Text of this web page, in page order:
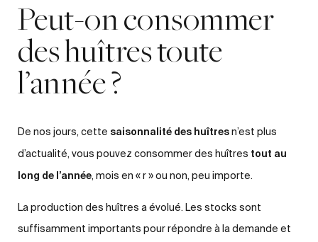
Peut-on consommer
des huîtres toute
l’année ?
De nos jours, cette saisonnalité des huîtres n’est plus
d’actualité, vous pouvez consommer des huîtres tout au
long de l’année, mois en « r » ou non, peu importe.
La production des huîtres a évolué. Les stocks sont
suffisamment importants pour répondre à la demande et